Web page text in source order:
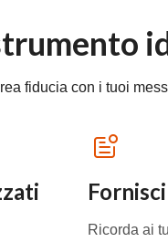
fiducia con i tuoi
Ricorda ai